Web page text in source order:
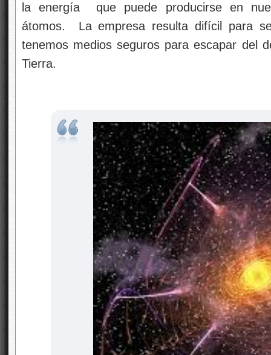
la energía que puede producirse en
átomos. La empresa resulta difícil para
tenemos medios seguros para escapar del
Tierra.